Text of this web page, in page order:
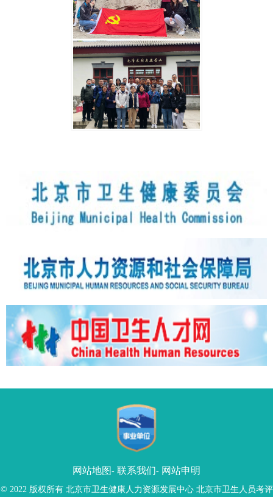
网站地图 - 联系我们- 网站申明
© 2022 版权所有 北京市卫生健康人力资源发展中心 北京市卫生人员考评